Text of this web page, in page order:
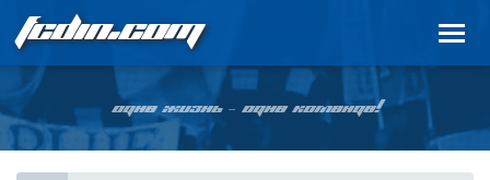
FCDIN.COM
ОДНА ЖИЗНЬ – ОДНА КОМАНДА!